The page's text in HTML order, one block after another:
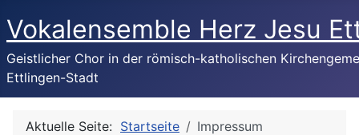
Vokalensemble Herz Jesu
Geistlicher Chor in der römisch-katholischen
Ettlingen-Stadt
Aktuelle Seite: Startseite Impressum